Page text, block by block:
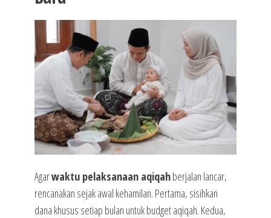
Agarwaktu pelaksanaan aqiqahberjalan lancar,
rencanakan sejak awal kehamilan. Pertama, sisihkan
dana khusus setiap bulan untuk budget aqiqah. Kedua,